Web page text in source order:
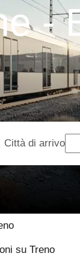
-
Città di arrivo
su Treno